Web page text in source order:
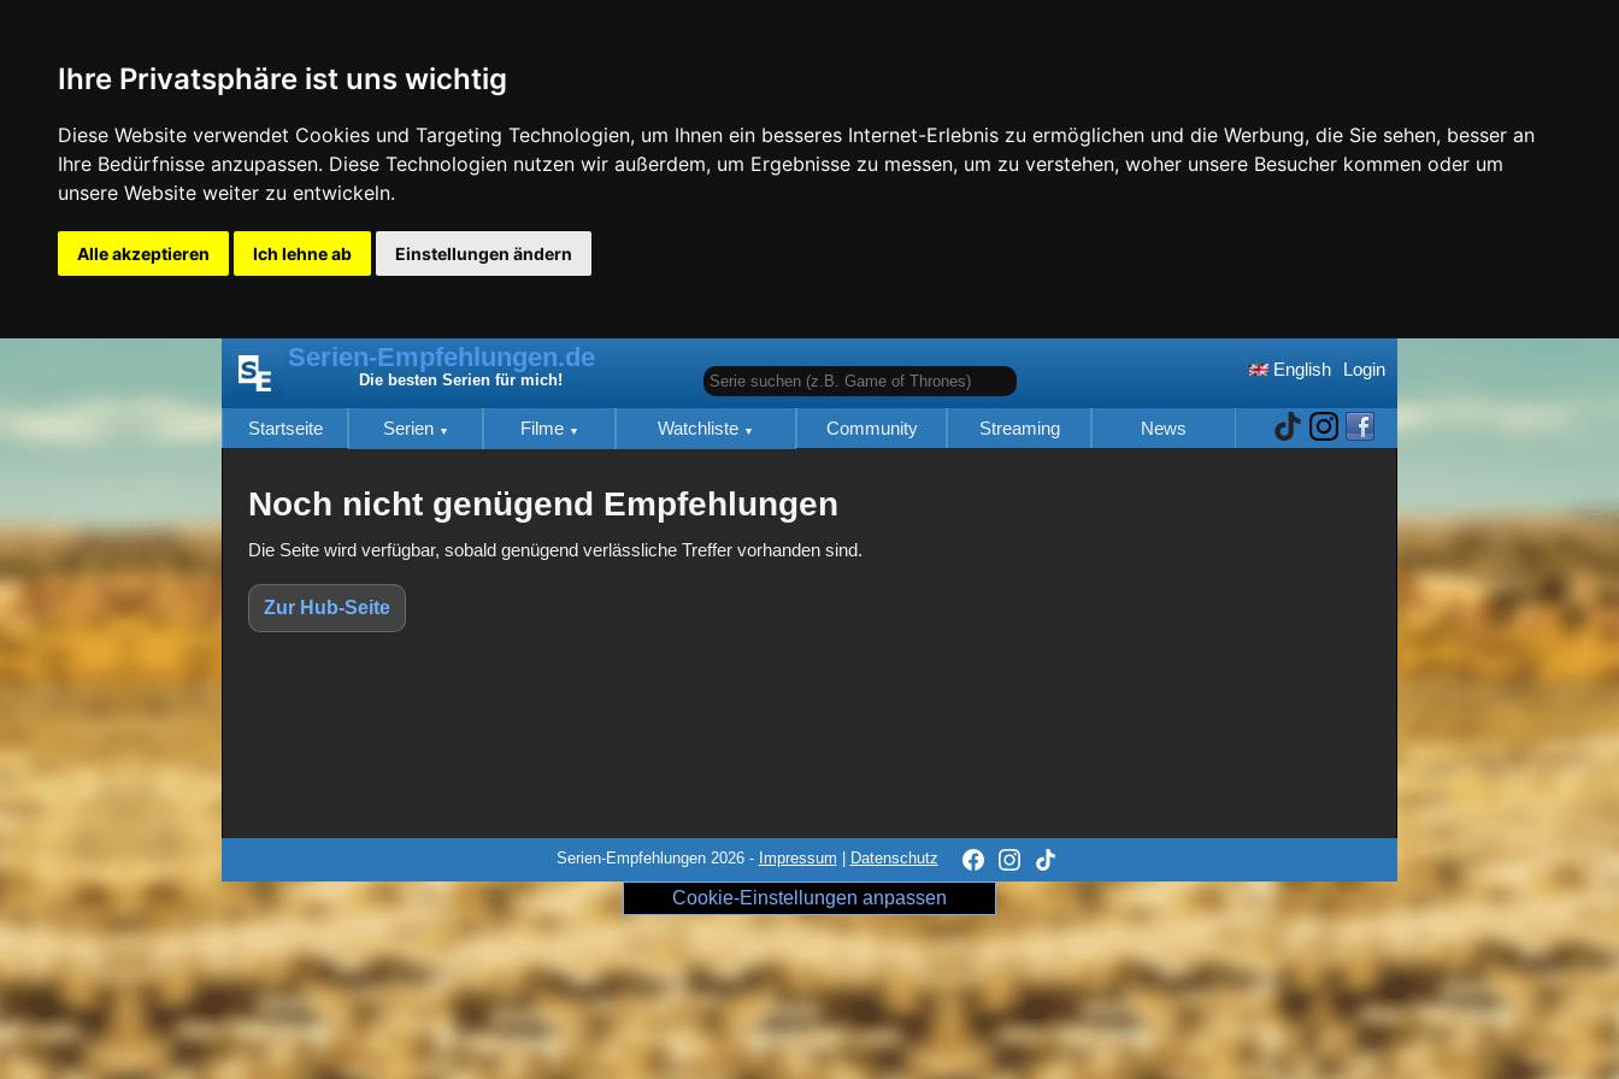
Ihre Privatsphäre ist uns wichtig
Diese Website verwendet Cookies und Targeting Technologien, um Ihnen ein besseres Internet-Erlebnis zu ermöglichen und die Werbung, die Sie sehen, besser an
Ihre Bedürfnisse anzupassen. Diese Technologien nutzen wir außerdem, um Ergebnisse zu messen, um zu verstehen, woher unsere Besucher kommen oder um
unsere Website weiter zu entwickeln.
Alle akzeptieren Ich lehne ab Einstellungen ändern
Login
English
Serie suchen (z.B. Game of Thrones)
Serien-Empfehlungen.de
Die besten Serien für mich!
Startseite Serien Filme Watchliste Community Streaming News
Noch nicht genügend Empfehlungen
Die Seite wird verfügbar, sobald genügend verlässliche Treffer vorhanden sind.
Zur Hub-Seite
Serien-Empfehlungen 2026 - Impressum Datenschutz
Cookie-Einstellungen anpassen